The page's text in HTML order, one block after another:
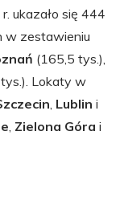
ukazało się 444
w zestawieniu
(165,5 tys.),
Lokaty w
, Lublin i
, Zielona Góra i